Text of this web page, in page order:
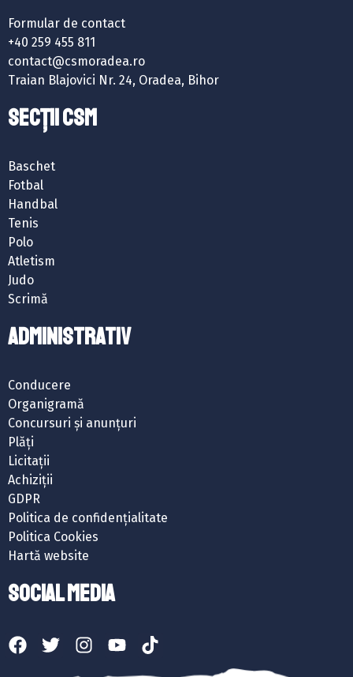
Formular de contact
+40 259 455 811
contact@csmoradea.ro
Traian Blajovici Nr. 24, Oradea, Bihor
SECȚII CSM
Baschet
Fotbal
Handbal
Tenis
Polo
Atletism
Judo
Scrimă
ADMINISTRATIV
Conducere
Organigramă
Concursuri și anunțuri
Plăți
Licitații
Achiziții
GDPR
Politica de confidențialitate
Politica Cookies
Hartă website
SOCIAL MEDIA